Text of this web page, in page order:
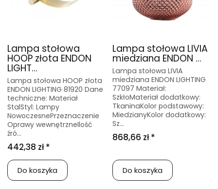
Lampa stołowa
HOOP złota ENDON
LIGHT...
Lampa stołowa HOOP złota
ENDON LIGHTING 81920 Dane
techniczne: Materiał
StalStyl: Lampy
NowoczesnePrzeznaczenie
Oprawy wewnętrzneIlość
źró...
442,38 zł *
Do koszyka
Lampa stołowa LIVIA
miedziana ENDON ...
Lampa stołowa LIVIA
miedziana ENDON LIGHTING
77097 Materiał:
SzkłoMateriał dodatkowy:
TkaninaKolor podstawowy:
MiedzianyKolor dodatkowy:
Sz...
868,66 zł *
Do koszyka